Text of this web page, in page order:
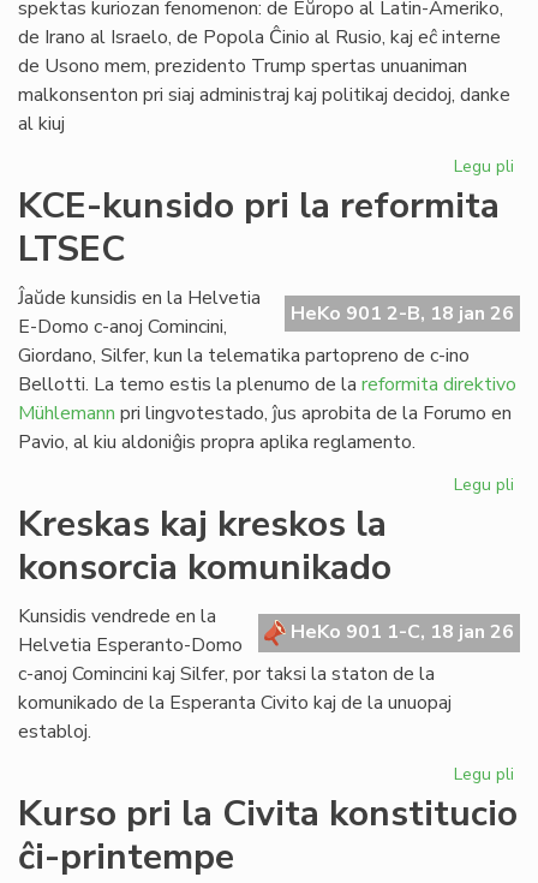
spektas kuriozan fenomenon: de Eŭropo al Latin-Ameriko,
de Irano al Israelo, de Popola Ĉinio al Rusio, kaj eĉ interne
de Usono mem, prezidento Trump spertas unuaniman
malkonsenton pri siaj administraj kaj politikaj decidoj, danke
al kiuj
Legu pli
KCE-kunsido pri la reformita
LTSEC
HeKo 901 2-B, 18 jan 26
Ĵaŭde kunsidis en la Helvetia
E-Domo c-anoj Comincini,
Giordano, Silfer, kun la telematika partopreno de c-ino
Bellotti. La temo estis la plenumo de la reformita direktivo
Mühlemann pri lingvotestado, ĵus aprobita de la Forumo en
Pavio, al kiu aldoniĝis propra aplika reglamento.
Legu pli
Kreskas kaj kreskos la
konsorcia komunikado
HeKo 901 1-C, 18 jan 26
Kunsidis vendrede en la
Helvetia Esperanto-Domo
c-anoj Comincini kaj Silfer, por taksi la staton de la
komunikado de la Esperanta Civito kaj de la unuopaj
establoj.
Legu pli
kaj
Kurso pri la Civita konstitucio
ĉi-printempe